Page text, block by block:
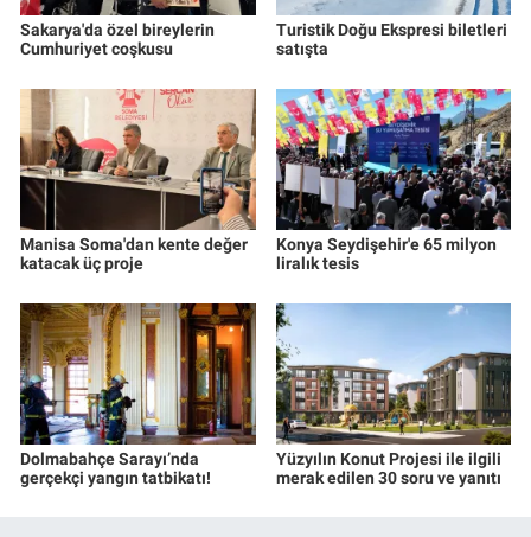
Sakarya'da özel bireylerin
Cumhuriyet coşkusu
Turistik Doğu Ekspresi biletleri
satışta
Manisa Soma'dan kente değer
katacak üç proje
Konya Seydişehir'e 65 milyon
liralık tesis
Dolmabahçe Sarayı’nda
gerçekçi yangın tatbikatı!
Yüzyılın Konut Projesi ile ilgili
merak edilen 30 soru ve yanıtı